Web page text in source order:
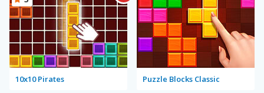
10x10 Pirates Puzzle Blocks Classic